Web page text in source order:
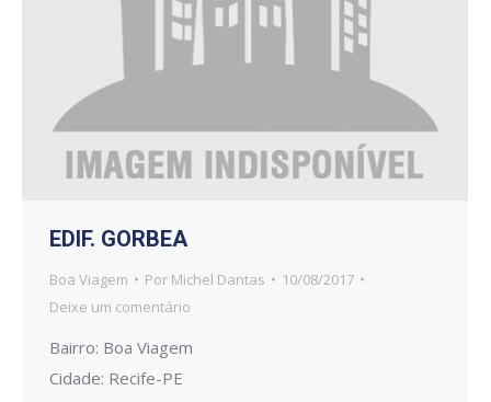
EDIF. GORBEA
Boa Viagem Por Michel Dantas
10/08/2017
Deixe um comentário
Bairro: Boa Viagem
Cidade: Recife-PE